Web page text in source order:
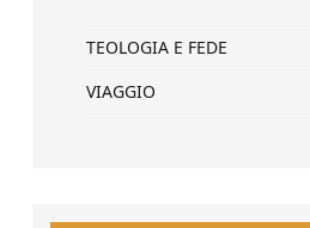
TEOLOGIA E FEDE
VIAGGIO